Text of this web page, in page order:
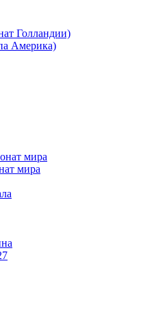
Голландии)
Америка)
мира
мира